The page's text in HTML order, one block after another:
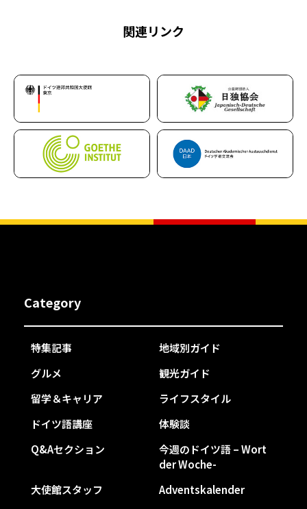
関連リンク
Category
特集記事
地域別ガイド
グルメ
観光ガイド
留学＆キャリア
ライフスタイル
ドイツ語講座
体験談
Q&Aセクション
今週のドイツ語 – Wort
der Woche-
大使館スタッフ
Adventskalender